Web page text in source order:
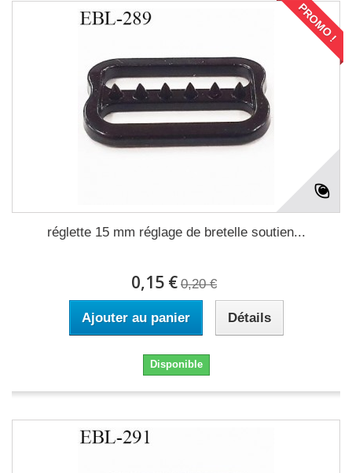
PROMO !
réglette 15 mm réglage de bretelle soutien...
0,15 € 0,20 €
Ajouter au panier Détails
Disponible